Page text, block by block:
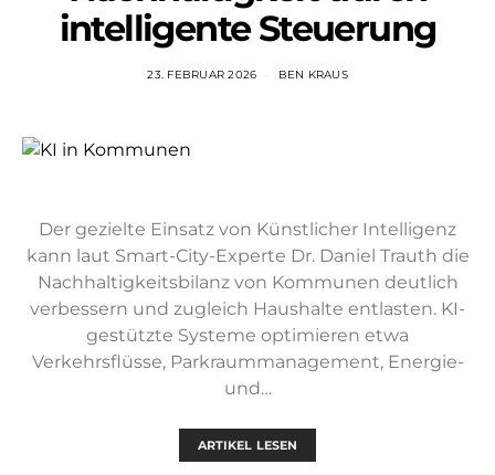
intelligente Steuerung
23. FEBRUAR 2026 BEN KRAUS
Der gezielte Einsatz von Künstlicher Intelligenz
kann laut Smart-City-Experte Dr. Daniel Trauth die
Nachhaltigkeitsbilanz von Kommunen deutlich
verbessern und zugleich Haushalte entlasten. KI-
gestützte Systeme optimieren etwa
Verkehrsflüsse, Parkraummanagement, Energie-
und…
ARTIKEL LESEN